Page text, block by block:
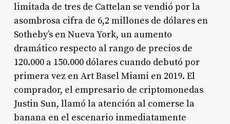
limitada de tres de Cattelan se vendió por la
asombrosa cifra de 6,2 millones de dólares en
Sotheby’s en Nueva York, un aumento
dramático respecto al rango de precios de
120.000 a 150.000 dólares cuando debutó por
primera vez en Art Basel Miami en 2019. El
comprador, el empresario de criptomonedas
Justin Sun, llamó la atención al comerse la
banana en el escenario inmediatamente